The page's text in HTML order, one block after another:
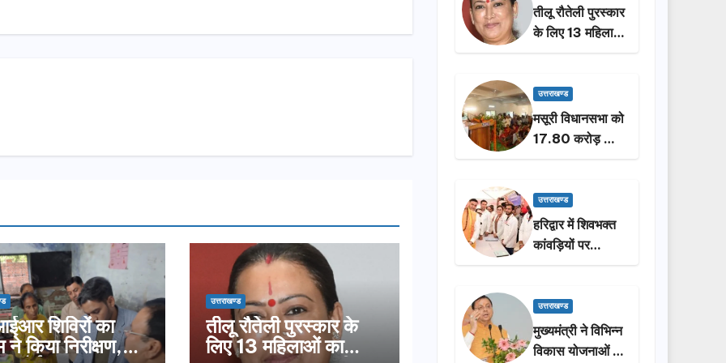
शिविरों का
ने किया निरीक्षण,
उत्तराखण्ड
तीलू रौतेली पुरस्कार के
लिए 13 महिलाओं का
तीलू रौतेली पुरस्कार
के लिए 13 महिलाओं
का चयन, 35
कार्यकर्तियां भी होंगी
सम्मानित…
उत्तराखण्ड
मसूरी विधानसभा को
17.80 करोड़ की
विकास योजनाओं की
ने किया लोकार्पण-
शिलान्यास.
उत्तराखण्ड
हरिद्वार में शिवभक्त
कांवड़ियों पर
पुष्पवर्षा, मुख्यमंत्री
प्रक्षालन…
उत्तराखण्ड
मुख्यमंत्री ने विभिन्न
विकास योजनाओं के